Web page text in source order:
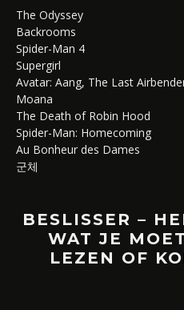
The Odyssey
Backrooms
Spider-Man 4
Supergirl
Avatar: Aang, The Last
Moana
The Death of Robin Hood
Spider-Man: Homecoming
Au Bonheur des Dames
군체
BESLISSER –
WAT JE
LEZEN OF